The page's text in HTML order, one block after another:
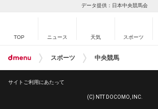
データ提供：日本中央競馬会
TOP ニュース 天気 スポーツ
スポーツ 中央競馬
サイトご利用にあたって
(C) NTT DOCOMO, INC.